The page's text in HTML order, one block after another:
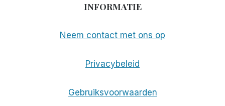
INFORMATIE
Neem contact met ons op
Privacybeleid
Gebruiksvoorwaarden